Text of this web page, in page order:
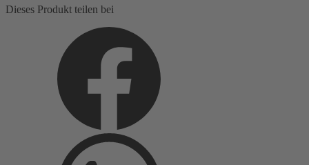
Dieses Produkt teilen bei